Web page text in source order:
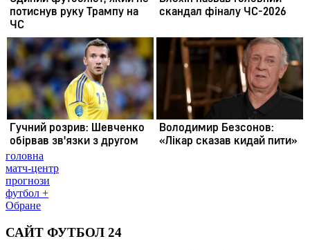
головна
матч-центр
прогнози
футбол +
Обране
САЙТ ФУТБОЛ 24